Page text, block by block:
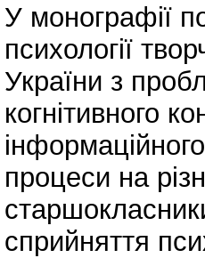
У монографії
психології
України з
когнітивного
процеси на
сприйняття